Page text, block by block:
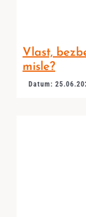
Vlast,
misle?
Datum: